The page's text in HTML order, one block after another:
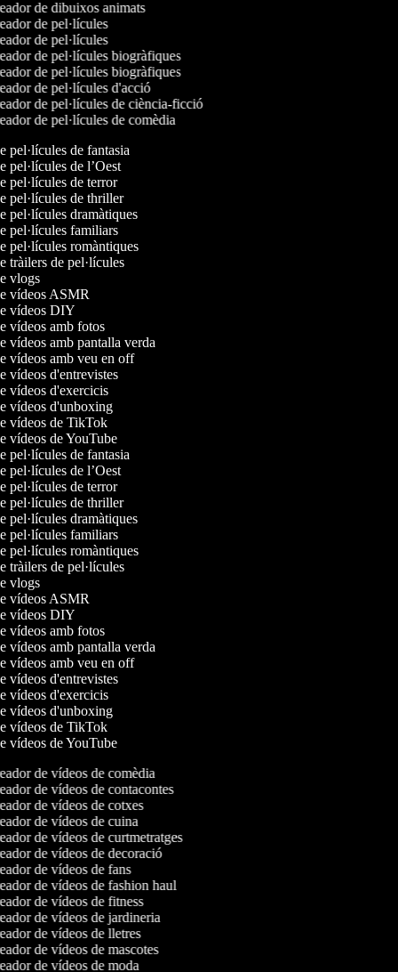
de dibuixos animats
de pel·lícules
de pel·lícules
de pel·lícules biogràfiques
de pel·lícules biogràfiques
de pel·lícules d'acció
de pel·lícules de ciència-ficció
de pel·lícules de comèdia
pel·lícules de fantasia
pel·lícules de l’Oest
pel·lícules de terror
pel·lícules de thriller
pel·lícules dramàtiques
pel·lícules familiars
pel·lícules romàntiques
tràilers de pel·lícules
vlogs
vídeos ASMR
vídeos DIY
vídeos amb fotos
vídeos amb pantalla verda
vídeos amb veu en off
vídeos d'entrevistes
vídeos d'exercicis
vídeos d'unboxing
vídeos de TikTok
vídeos de YouTube
pel·lícules de fantasia
pel·lícules de l’Oest
pel·lícules de terror
pel·lícules de thriller
pel·lícules dramàtiques
pel·lícules familiars
pel·lícules romàntiques
tràilers de pel·lícules
vlogs
vídeos ASMR
vídeos DIY
vídeos amb fotos
vídeos amb pantalla verda
vídeos amb veu en off
vídeos d'entrevistes
vídeos d'exercicis
vídeos d'unboxing
vídeos de TikTok
vídeos de YouTube
de vídeos de comèdia
de vídeos de contacontes
de vídeos de cotxes
de vídeos de cuina
de vídeos de curtmetratges
de vídeos de decoració
de vídeos de fans
de vídeos de fashion haul
de vídeos de fitness
de vídeos de jardineria
de vídeos de lletres
de vídeos de mascotes
de vídeos de moda